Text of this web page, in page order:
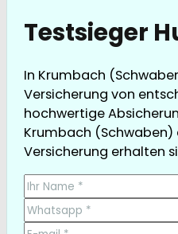
Testsieger
In Krumbach
Versicherung von
hochwertige
Krumbach (Schwaben)
Versicherung erhalten